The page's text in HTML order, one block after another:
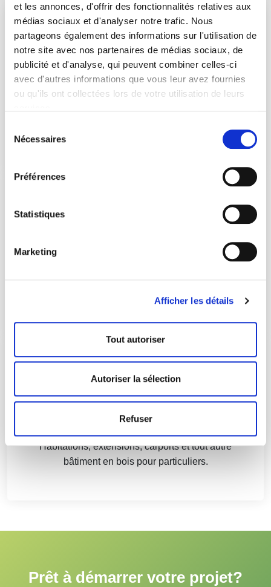
et les annonces, d'offrir des fonctionnalités relatives aux
médias sociaux et d'analyser notre trafic. Nous
partageons également des informations sur l'utilisation de
notre site avec nos partenaires de médias sociaux, de
publicité et d'analyse, qui peuvent combiner celles-ci
avec d'autres informations que vous leur avez fournies
ou qu'ils ont collectées lors de votre utilisation de leurs
Nécessaires
Préférences
Statistiques
Marketing
Afficher les détails
Tout autoriser
Autoriser la sélection
Refuser
Constructions Agricoles
boxes pour chevaux adaptés à vos besoins.
Constructions Industrielles
Bâtiments industriels robustes et durables en bois
résineux de nos forêts belges.
Constructions Civiles
Habitations, extensions, carports et tout autre
bâtiment en bois pour particuliers.
Prêt à démarrer votre projet?